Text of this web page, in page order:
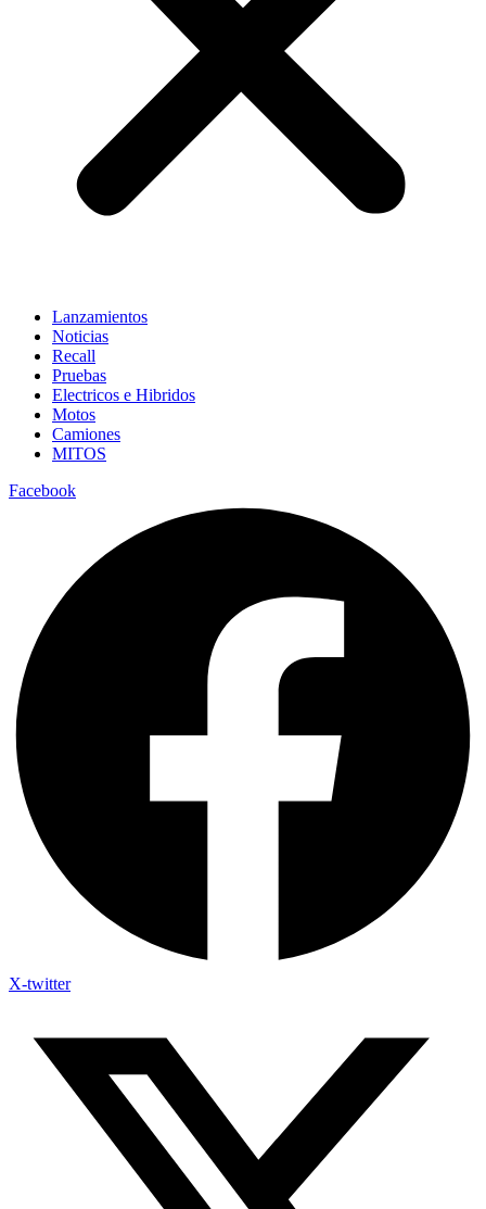
Lanzamientos
Noticias
Recall
Pruebas
Electricos e Hibridos
Motos
Camiones
MITOS
Facebook
X-twitter